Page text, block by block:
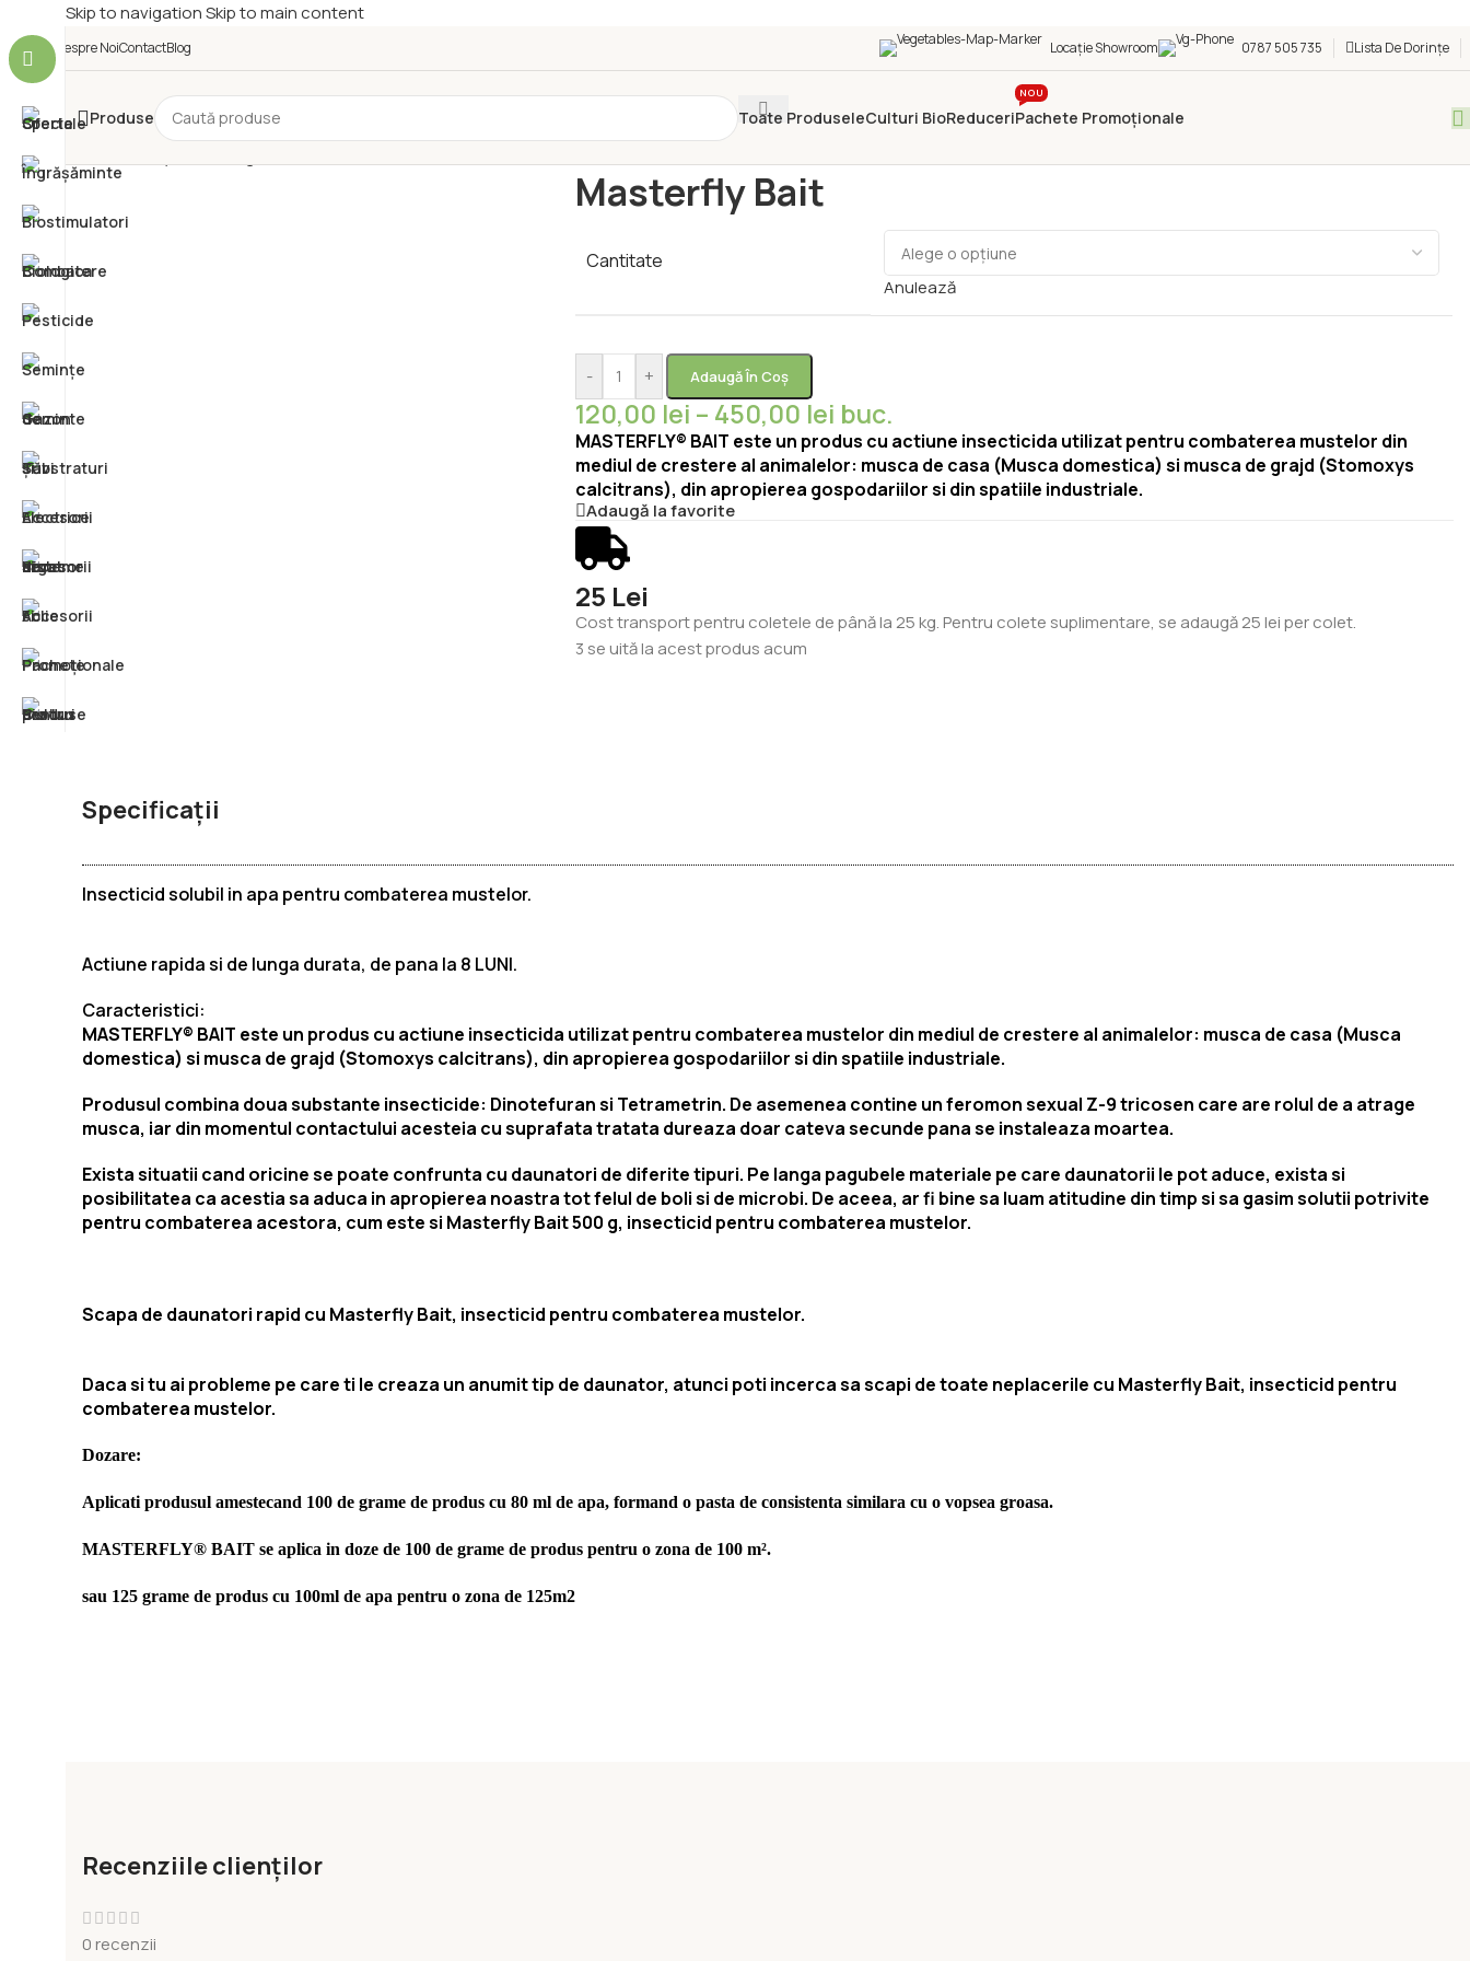
Skip to navigationSkip to main content
Despre NoiContactBlog Locație Showroom 0787 505 735 Lista De Dorințe
Produse Toate ProduseleCulturi BioReduceriPachete Promoționale
NOU
Masterfly Bait
Cantitate
Anulează
- + Adaugă În Coș
120,00 lei – 450,00 lei buc.
MASTERFLY® BAIT este un produs cu actiune insecticida utilizat pentru combaterea mustelor din
mediul de crestere al animalelor: musca de casa (Musca domestica) si musca de grajd (Stomoxys
calcitrans), din apropierea gospodariilor si din spatiile industriale.
Adaugă la favorite
25 Lei
Cost transport pentru coletele de până la 25 kg. Pentru colete suplimentare, se adaugă 25 lei per colet.
3 se uită la acest produs acum
Specificații
Insecticid solubil in apa pentru combaterea mustelor.
Actiune rapida si de lunga durata, de pana la 8 LUNI.
Caracteristici:
MASTERFLY® BAIT este un produs cu actiune insecticida utilizat pentru combaterea mustelor din mediul de crestere al animalelor: musca de casa (Musca
domestica) si musca de grajd (Stomoxys calcitrans), din apropierea gospodariilor si din spatiile industriale.
Produsul combina doua substante insecticide: Dinotefuran si Tetrametrin. De asemenea contine un feromon sexual Z-9 tricosen care are rolul de a atrage
musca, iar din momentul contactului acesteia cu suprafata tratata dureaza doar cateva secunde pana se instaleaza moartea.
Exista situatii cand oricine se poate confrunta cu daunatori de diferite tipuri. Pe langa pagubele materiale pe care daunatorii le pot aduce, exista si
posibilitatea ca acestia sa aduca in apropierea noastra tot felul de boli si de microbi. De aceea, ar fi bine sa luam atitudine din timp si sa gasim solutii potrivite
pentru combaterea acestora, cum este si Masterfly Bait 500 g, insecticid pentru combaterea mustelor.
Scapa de daunatori rapid cu Masterfly Bait, insecticid pentru combaterea mustelor.
Daca si tu ai probleme pe care ti le creaza un anumit tip de daunator, atunci poti incerca sa scapi de toate neplacerile cu Masterfly Bait, insecticid pentru
combaterea mustelor.
Dozare:
Aplicati produsul amestecand 100 de grame de produs cu 80 ml de apa, formand o pasta de consistenta similara cu o vopsea groasa.
MASTERFLY® BAIT se aplica in doze de 100 de grame de produs pentru o zona de 100 m².
sau 125 grame de produs cu 100ml de apa pentru o zona de 125m2
Recenziile clienților
0 recenzii